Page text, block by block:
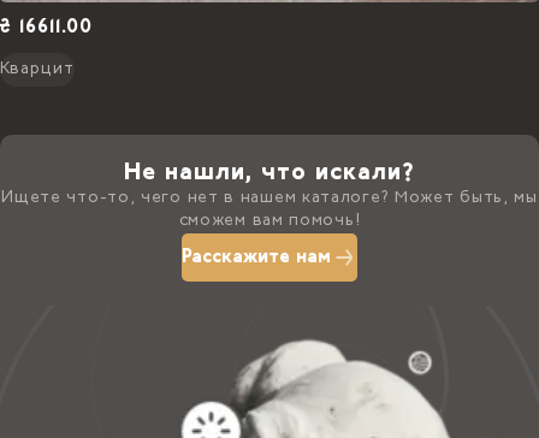
₴ 16611.00
Кварцит
Не нашли, что искали?
Ищете что-то, чего нет в нашем каталоге? Может быть, мы
сможем вам помочь!
Расскажите нам